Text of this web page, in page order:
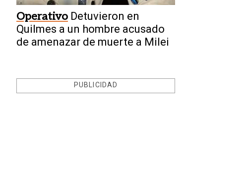
Operativo Detuvieron en
Quilmes a un hombre acusado
de amenazar de muerte a Milei
PUBLICIDAD